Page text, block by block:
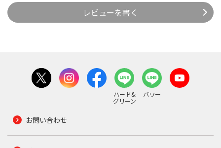
レビューを書く
ハード&
グリーン
パワー
お問い合わせ